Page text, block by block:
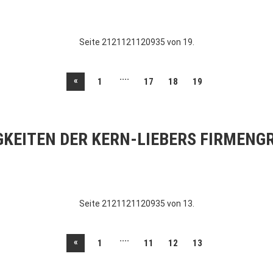
Seite 2121121120935 von 19.
« 1 .... 17 18 19
DER KERN-LIEBERS
Seite 2121121120935 von 13.
« 1 .... 11 12 13